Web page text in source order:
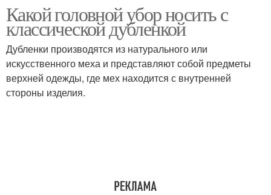
Убор к пальто Убор с пальто
Перчатки к пальто Убор под пальто
Какой головной убор носить с
классической дубленкой
Дубленки производятся из натурального или
искусственного меха и представляют собой предметы
верхней одежды, где мех находится с внутренней
стороны изделия.